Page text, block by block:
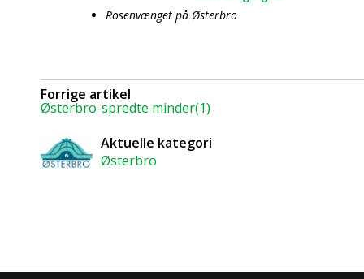
Rosenvænget på Østerbro
Forrige artikel
Østerbro-spredte minder(1)
Aktuelle kategori
Østerbro